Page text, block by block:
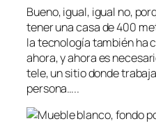
Bueno, igual, igual no,
tener una casa de 400
la tecnología también ha
ahora, y ahora es
tele, un sitio donde
persona…..